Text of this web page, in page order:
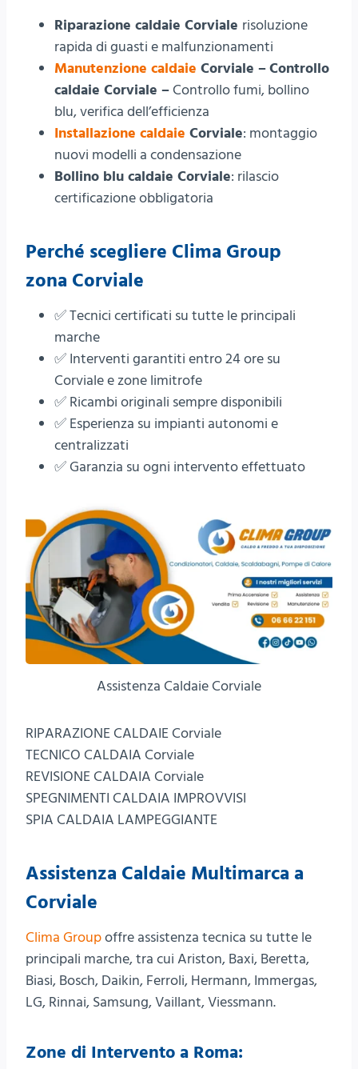
Riparazione caldaie Corviale risoluzione
rapida di guasti e malfunzionamenti
Manutenzione caldaie Corviale –Controllo
caldaie Corviale – Controllo fumi, bollino
blu, verifica dell’efficienza
Installazione caldaie Corviale: montaggio
nuovi modelli a condensazione
Bollino blu caldaie Corviale: rilascio
certificazione obbligatoria
Perché scegliere Clima Group
zona Corviale
✅ Tecnici certificati su tutte le principali
marche
✅ Interventi garantiti entro 24 ore su
Corviale e zone limitrofe
✅ Ricambi originali sempre disponibili
✅ Esperienza su impianti autonomi e
centralizzati
✅ Garanzia su ogni intervento effettuato
Assistenza Caldaie Corviale
RIPARAZIONE CALDAIE Corviale
TECNICO CALDAIA Corviale
REVISIONE CALDAIA Corviale
SPEGNIMENTI CALDAIA IMPROVVISI
SPIA CALDAIA LAMPEGGIANTE
Assistenza Caldaie Multimarca a
Corviale
Clima Groupoffre assistenza tecnica su tutte le
principali marche, tra cui Ariston, Baxi, Beretta,
Biasi, Bosch, Daikin, Ferroli, Hermann, Immergas,
LG, Rinnai, Samsung, Vaillant, Viessmann.
Zone di Intervento a Roma: